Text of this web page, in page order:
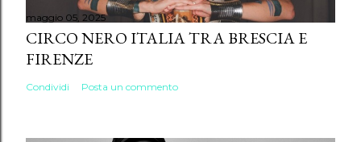
maggio 05, 2025
CIRCO NERO ITALIA TRA BRESCIA E
FIRENZE
Condividi Posta un commento